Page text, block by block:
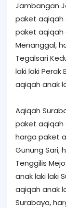
Jambangan
paket aqiqah
paket aqiqah
Menanggal,
Tegalsari
laki laki
aqiqah anak
Aqiqah
paket aqiqah
harga paket
Gunung Sari,
Tenggilis
anak laki laki
aqiqah anak
Surabaya,